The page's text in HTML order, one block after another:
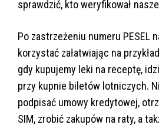
sprawdzić, kto weryfikował
Po zastrzeżeniu numeru PESEL
korzystać załatwiając na
gdy kupujemy leki na receptę,
przy kupnie biletów lotniczych.
podpisać umowy kredytowej,
SIM, zrobić zakupów na raty, a